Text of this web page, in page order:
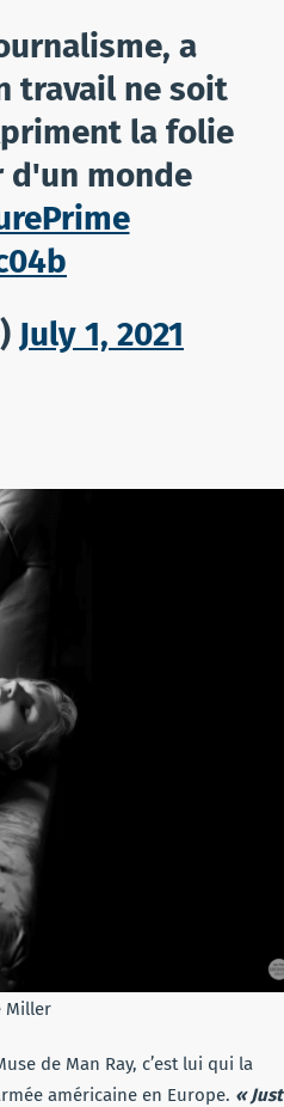
a
travail ne soit
la folie
d'un monde
July 1, 2021
Miller
de Man Ray, c’est lui qui la
américaine en Europe. « Just